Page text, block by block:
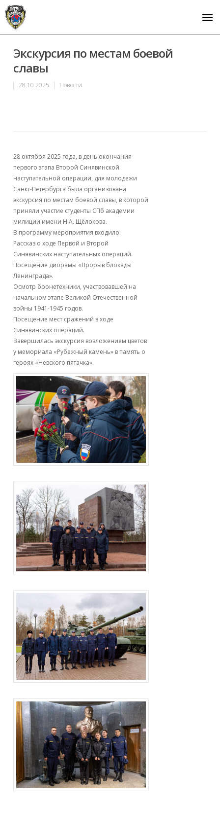
Экскурсия по местам боевой
славы
28.10.2025 Новости
28 октября 2025 года, в день окончания
первого этапа Второй Синявинской
наступательной операции, для молодежи
Санкт-Петербурга была организована
экскурсия по местам боевой славы, в которой
приняли участие студенты СПб академии
милиции имени Н.А. Щёлокова.
В программу мероприятия входило:
Рассказ о ходе Первой и Второй
Синявинских наступательных операций.
Посещение диорамы «Прорыв блокады
Ленинграда».
Осмотр бронетехники, участвовавшей на
начальном этапе Великой Отечественной
войны 1941-1945 годов.
Посещение мест сражений в ходе
Синявинских операций.
Завершилась экскурсия возложением цветов
у мемориала «Рубежный камень» в память о
героях «Невского пятачка».